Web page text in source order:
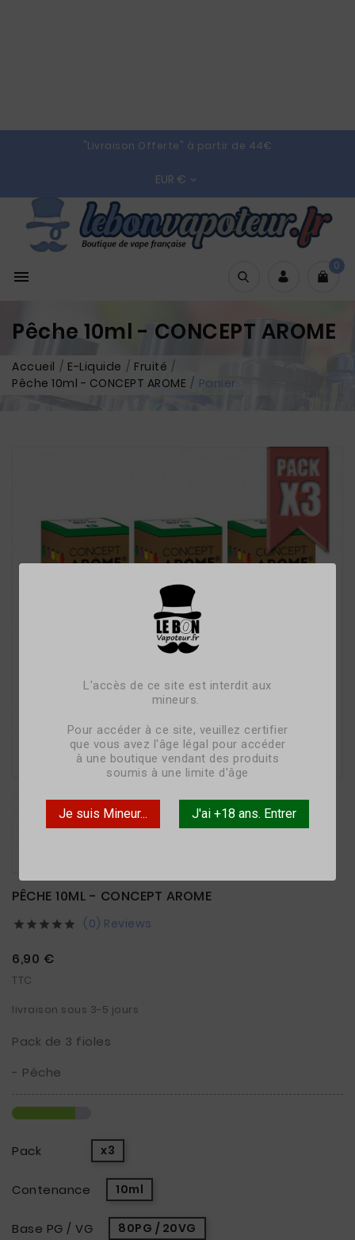
L'accès de ce site est interdit aux
mineurs.
Pour accéder à ce site, veuillez certifier
que vous avez l'âge légal pour accéder
à une boutique vendant des produits
soumis à une limite d'âge
Je suis Mineur... J'ai +18 ans. Entrer
"Livraison Offerte" à partir de 44€
EUR € 

0
Pêche 10ml - CONCEPT AROME
Accueil E-Liquide
Fruité
Pêche 10ml - CONCEPT AROME
Panier
PÊCHE 10ML - CONCEPT AROME
     (0) Reviews
6,90 €
TTC
livraison sous 3-5 jours
Pack de 3 fioles
- Pêche
Pack x3
Contenance 10ml
Base PG / VG 80PG / 20VG